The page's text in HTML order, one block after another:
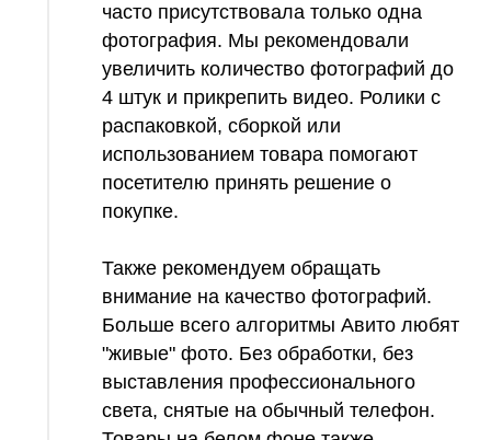
часто присутствовала только одна
фотография. Мы рекомендовали
увеличить количество фотографий до
4 штук и прикрепить видео. Ролики с
распаковкой, сборкой или
использованием товара помогают
посетителю принять решение о
покупке.
Также рекомендуем обращать
внимание на качество фотографий.
Больше всего алгоритмы Авито любят
"живые" фото. Без обработки, без
выставления профессионального
света, снятые на обычный телефон.